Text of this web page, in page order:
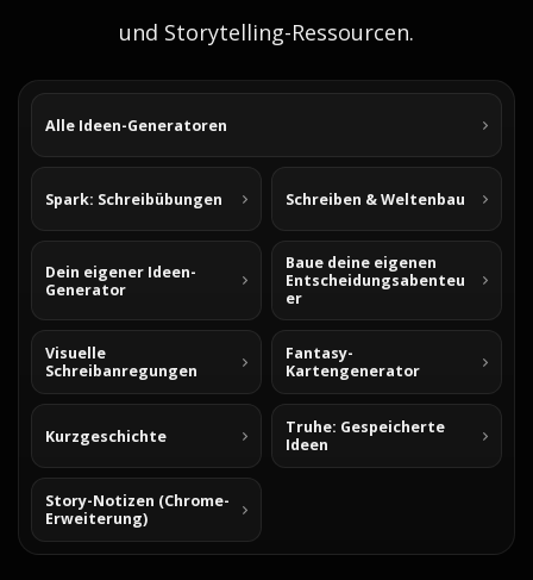
und Storytelling-Ressourcen.
Alle Ideen-Generatoren
Spark: Schreibübungen Schreiben & Weltenbau
Dein eigener Ideen-
Generator
Baue deine eigenen
Entscheidungsabenteu
er
Visuelle
Schreibanregungen
Fantasy-
Kartengenerator
Kurzgeschichte
Truhe: Gespeicherte
Ideen
Story-Notizen (Chrome-
Erweiterung)